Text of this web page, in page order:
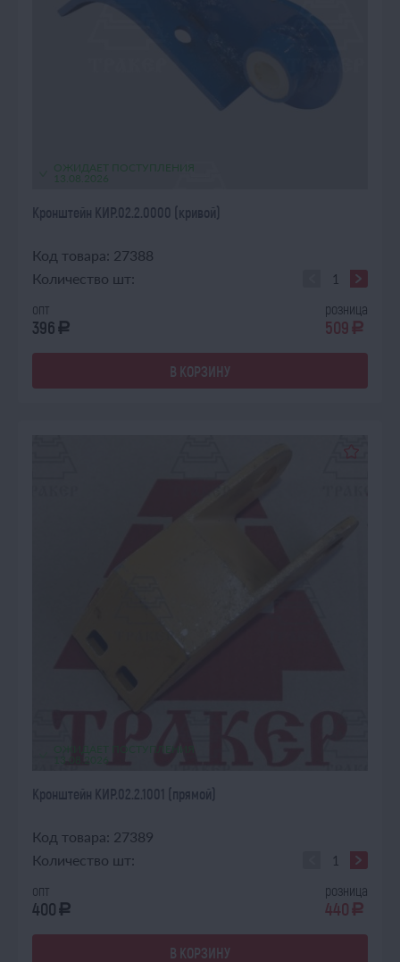
ОЖИДАЕТ ПОСТУПЛЕНИЯ
13.08.2026
Кронштейн КИР.02.2.0000 (кривой)
Код товара: 27388
Количество шт:
опт
396 a
розница
509 a
В КОРЗИНУ
Кронштейн КИР.02.2.1001 (прямой)
Код товара: 27389
Количество шт:
опт
400 a
розница
440 a
В КОРЗИНУ